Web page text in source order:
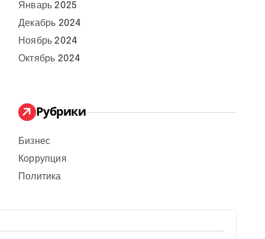
Январь 2025
Декабрь 2024
Ноябрь 2024
Октябрь 2024
Рубрики
Бизнес
Коррупция
Политика